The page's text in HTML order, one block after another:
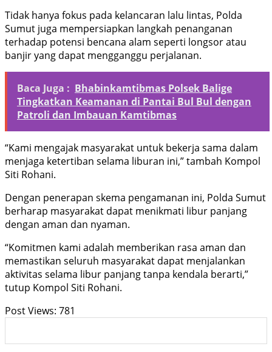
Tidak hanya fokus pada kelancaran lalu lintas, Polda
Sumut juga mempersiapkan langkah penanganan
terhadap potensi bencana alam seperti longsor atau
banjir yang dapat mengganggu perjalanan.
Baca Juga : Bhabinkamtibmas Polsek Balige
Tingkatkan Keamanan di Pantai Bul Bul dengan
Patroli dan Imbauan Kamtibmas
“Kami mengajak masyarakat untuk bekerja sama dalam
menjaga ketertiban selama liburan ini,” tambah Kompol
Siti Rohani.
Dengan penerapan skema pengamanan ini, Polda Sumut
berharap masyarakat dapat menikmati libur panjang
dengan aman dan nyaman.
“Komitmen kami adalah memberikan rasa aman dan
memastikan seluruh masyarakat dapat menjalankan
aktivitas selama libur panjang tanpa kendala berarti,”
tutup Kompol Siti Rohani.
Post Views: 781